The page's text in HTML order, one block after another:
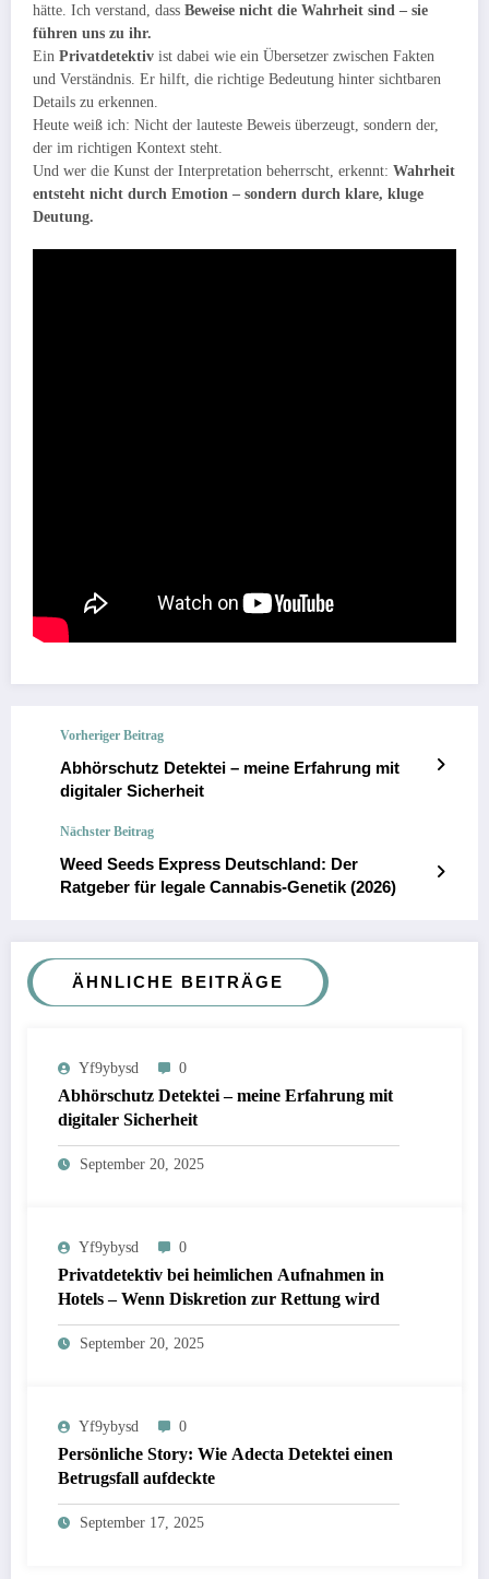
hätte. Ich verstand, dass Beweise nicht die Wahrheit sind – sie
führen uns zu ihr.
Ein Privatdetektiv ist dabei wie ein Übersetzer zwischen Fakten
und Verständnis. Er hilft, die richtige Bedeutung hinter sichtbaren
Details zu erkennen.
Heute weiß ich: Nicht der lauteste Beweis überzeugt, sondern der,
der im richtigen Kontext steht.
Und wer die Kunst der Interpretation beherrscht, erkennt: Wahrheit
entsteht nicht durch Emotion – sondern durch klare, kluge
Deutung.
Vorheriger Beitrag
Abhörschutz Detektei – meine Erfahrung mit
digitaler Sicherheit
Nächster Beitrag
Weed Seeds Express Deutschland: Der
Ratgeber für legale Cannabis-Genetik (2026)
ÄHNLICHE BEITRÄGE
Yf9ybysd 0
Abhörschutz Detektei – meine Erfahrung mit
digitaler Sicherheit
September 20, 2025
Yf9ybysd 0
Privatdetektiv bei heimlichen Aufnahmen in
Hotels – Wenn Diskretion zur Rettung wird
September 20, 2025
Yf9ybysd 0
Persönliche Story: Wie Adecta Detektei einen
Betrugsfall aufdeckte
September 17, 2025